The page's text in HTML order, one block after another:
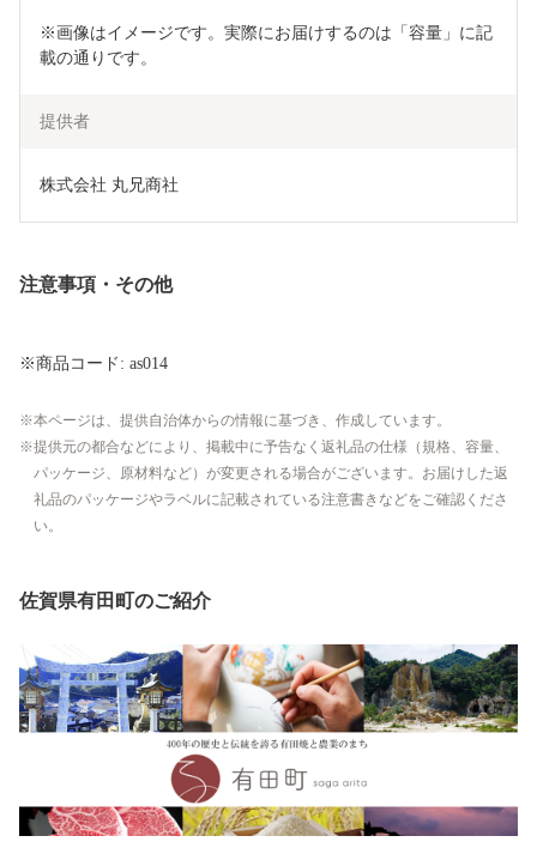
※画像はイメージです。実際にお届けするのは「容量」に記
載の通りです。
提供者
株式会社 丸兄商社
注意事項・その他
※商品コード: as014
本ページは、提供自治体からの情報に基づき、作成しています。
提供元の都合などにより、掲載中に予告なく返礼品の仕様（規格、容量、
パッケージ、原材料など）が変更される場合がございます。お届けした返
礼品のパッケージやラベルに記載されている注意書きなどをご確認くださ
い。
佐賀県有田町のご紹介